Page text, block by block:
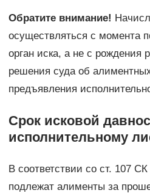
Обратите внимание!
осуществляться с момента
орган иска, а не с рождения
решения суда об
предъявления
Срок исковой
исполнительному
В соответствии со ст. 107
подлежат алименты за